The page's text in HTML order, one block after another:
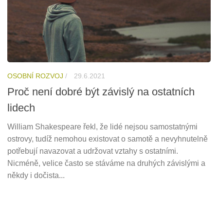
OSOBNÍ ROZVOJ / 29.6.2021
Proč není dobré být závislý na ostatních
lidech
William Shakespeare řekl, že lidé nejsou samostatnými
ostrovy, tudíž nemohou existovat o samotě a nevyhnutelně
potřebují navazovat a udržovat vztahy s ostatními.
Nicméně, velice často se stáváme na druhých závislými a
někdy i dočista...